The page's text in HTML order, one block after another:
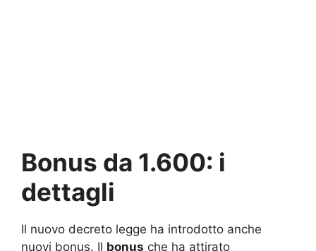
Bonus da 1.600: i
dettagli
Il nuovo decreto legge ha introdotto anche
nuovi bonus. Il bonus che ha attirato